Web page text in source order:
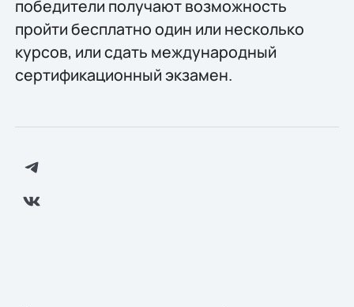
победители получают возможность
пройти бесплатно один или несколько
курсов, или сдать международный
сертификационный экзамен.